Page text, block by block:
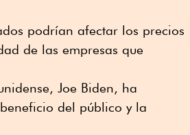
podrían afectar los precios
de las empresas que
Joe Biden, ha
del público y la